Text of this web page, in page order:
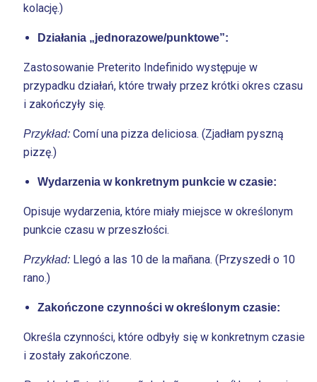
kolację.)
Działania „jednorazowe/punktowe”:
Zastosowanie Preterito Indefinido występuje w
przypadku działań, które trwały przez krótki okres czasu
i zakończyły się.
Przykład:Comí una pizza deliciosa. (Zjadłam pyszną
pizzę.)
Wydarzenia w konkretnym punkcie w czasie:
Opisuje wydarzenia, które miały miejsce w określonym
punkcie czasu w przeszłości.
Przykład:Llegó a las 10 de la mañana. (Przyszedł o 10
rano.)
Zakończone czynności w określonym czasie:
Określa czynności, które odbyły się w konkretnym czasie
i zostały zakończone.